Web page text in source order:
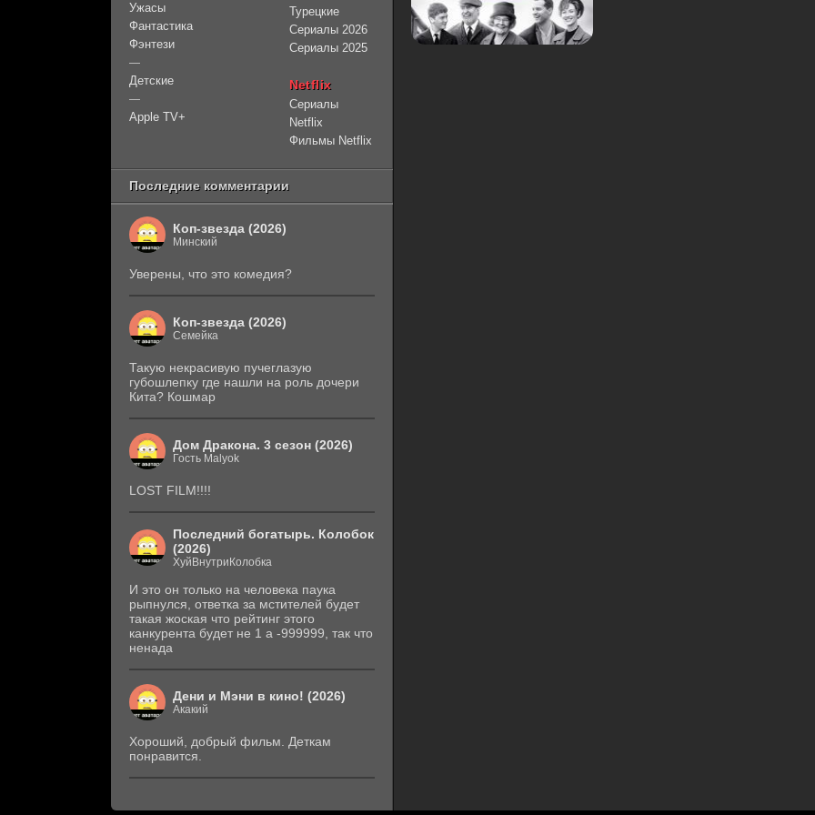
Ужасы
Фантастика
Фэнтези
—
Детские
—
Apple TV+
Турецкие
Сериалы 2026
Сериалы 2025
Netflix
Сериалы
Netflix
Фильмы Netflix
Последние комментарии
Коп-звезда (2026)
Минский
Уверены, что это комедия?
Коп-звезда (2026)
Семейка
Такую некрасивую пучеглазую
губошлепку где нашли на роль дочери
Кита? Кошмар
Дом Дракона. 3 сезон (2026)
Гость Malyok
LOST FILM!!!!
Последний богатырь. Колобок
(2026)
ХуйВнутриКолобка
И это он только на человека паука
рыпнулся, ответка за мстителей будет
такая жоская что рейтинг этого
канкурента будет не 1 а -999999, так что
ненада
Дени и Мэни в кино! (2026)
Акакий
Хороший, добрый фильм. Деткам
понравится.